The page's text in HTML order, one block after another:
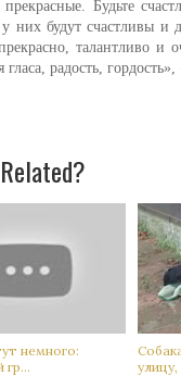
прекрасные. Будьте
у них будут счастливы и
талантливо и
гласа, радость,
немного:
гр...
улицу,